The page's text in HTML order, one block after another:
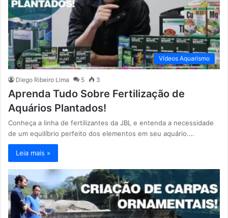
Vídeos Aquarismo
Diego Ribeiro Lima 5 3
Aprenda Tudo Sobre Fertilização de
Aquários Plantados!
Conheça a linha de fertilizantes da JBL e entenda a necessidade
de um equilíbrio perfeito dos elementos em seu aquário.…
Leia mais »